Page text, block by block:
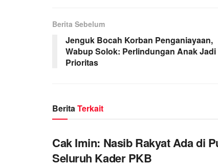
Berita Sebelum
Jenguk Bocah Korban Penganiayaan,
Wabup Solok: Perlindungan Anak Jadi
Prioritas
BeritaTerkait
Cak Imin: Nasib Rakyat Ada di
Seluruh Kader PKB